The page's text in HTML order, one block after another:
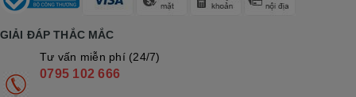
GIẢI ĐÁP THẮC MẮC
Tư vấn miễn phí (24/7)
0795 102 666